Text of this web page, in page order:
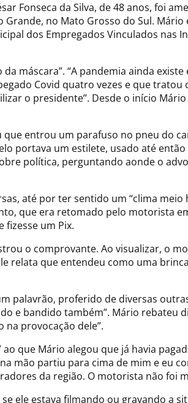
Fonseca da Silva, de 48 anos, foi
no Mato Grosso do Sul.
dos Empregados Vinculados nas
máscara”. “A pandemia ainda
Covid quatro vezes e que
o presidente”. Desde o início
entrou um parafuso no pneu do
portava um estilete, usado até
política, perguntando aonde o
até por ter sentido um “clima meio
que era retomado pelo motorista
fizesse um Pix.
o comprovante. Ao visualizar, o
relata que entendeu como uma
palavrão, proferido de diversas
e bandido também”. Mário rebateu
na provocação dele”.
que Mário alegou que já havia
mão partiu para cima de mim e eu
da região. O motorista não foi
ele estava filmando ou gravando a